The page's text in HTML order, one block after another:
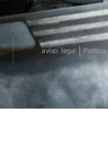
aviso legal